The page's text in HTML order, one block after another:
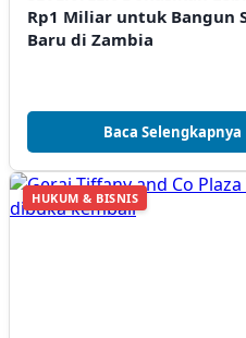
Rp1 Miliar untuk Bangun
Baru di Zambia
Baca Selengkapnya
HUKUM & BISNIS